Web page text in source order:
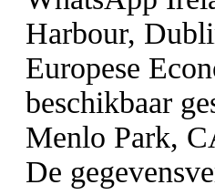
Harbour,
Europese
beschikbaar
Menlo Park,
De